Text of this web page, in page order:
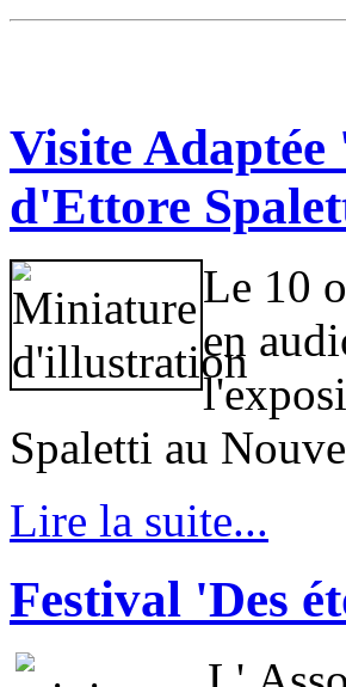
Visite
d'Ettore
Le 10
en
Spaletti au
Lire la suite...
Festival 'Des